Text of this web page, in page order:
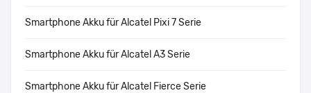
Smartphone Akku für Alcatel Pixi 7 Serie
Smartphone Akku für Alcatel A3 Serie
Smartphone Akku für Alcatel Fierce Serie